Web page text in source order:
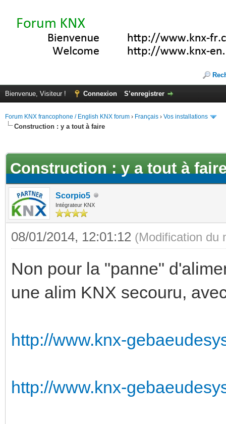
Bienvenue, Visiteur ! Connexion S’enregistrer
Forum KNX francophone / English KNX forum › Français › Vos installations
Construction : y a tout à faire
Construction : y a tout à
Scorpio5
Intégrateur KNX
08/01/2014, 12:01:12 (Modification du
Non pour la "panne"
une alim KNX secouru,
http://www.knx-
http://www.knx-